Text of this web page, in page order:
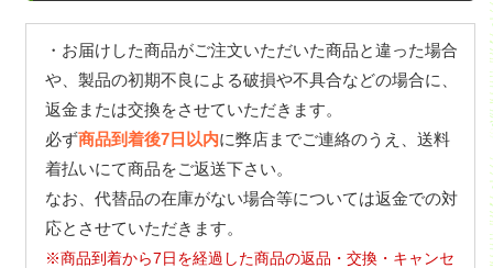
・お届けした商品がご注文いただいた商品と違った場合
や、製品の初期不良による破損や不具合などの場合に、
返金または交換をさせていただきます。
必ず商品到着後7日以内に弊店までご連絡のうえ、送料
着払いにて商品をご返送下さい。
なお、代替品の在庫がない場合等については返金での対
応とさせていただきます。
※商品到着から7日を経過した商品の返品・交換・キャンセ